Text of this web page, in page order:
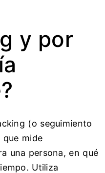
y por
(o seguimiento
que mide
una persona, en qué
Utiliza